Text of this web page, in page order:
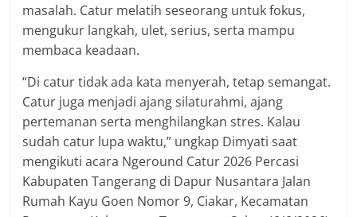
masalah. Catur melatih seseorang untuk fokus,
mengukur langkah, ulet, serius, serta mampu
membaca keadaan.
“Di catur tidak ada kata menyerah, tetap semangat.
Catur juga menjadi ajang silaturahmi, ajang
pertemanan serta menghilangkan stres. Kalau
sudah catur lupa waktu,” ungkap Dimyati saat
mengikuti acara Ngeround Catur 2026 Percasi
Kabupaten Tangerang di Dapur Nusantara Jalan
Rumah Kayu Goen Nomor 9, Ciakar, Kecamatan